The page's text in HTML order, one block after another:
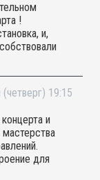
!
и,
в
Я получила
эмоций ! А
,несмотря на
!) Спасибо
миру музыки
19:15
и
для